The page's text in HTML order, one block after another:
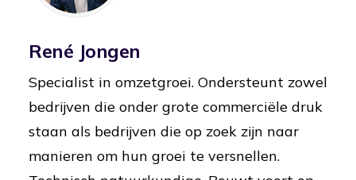
René Jongen
Specialist in omzetgroei. Ondersteunt zowel
bedrijven die onder grote commerciële druk
staan als bedrijven die op zoek zijn naar
manieren om hun groei te versnellen.